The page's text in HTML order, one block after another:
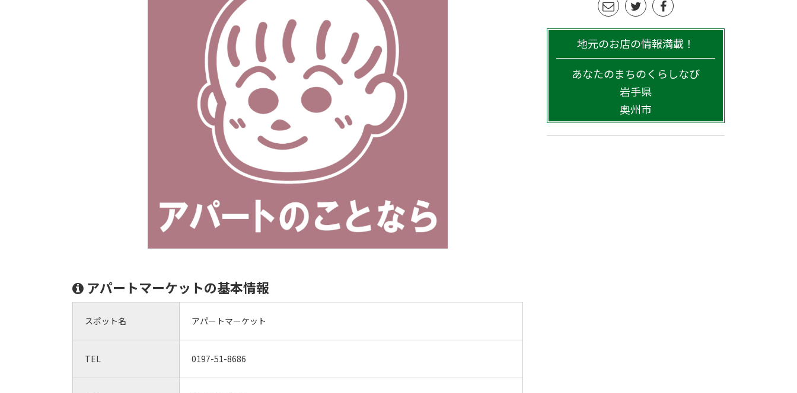
アパートマーケットの基本情報
スポット名 アパートマーケット
TEL 0197-51-8686
地元のお店の情報満載！
あなたのまちのくらしなび
岩手県
奥州市